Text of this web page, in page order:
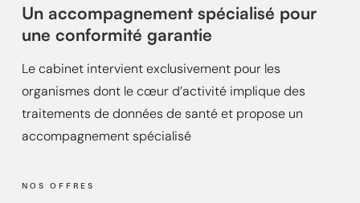
Un accompagnement spécialisé pour
une conformité garantie
Le cabinet intervient exclusivement pour les
organismes dont le cœur d’activité implique des
traitements de données de santé et propose un
accompagnement spécialisé
NOS OFFRES